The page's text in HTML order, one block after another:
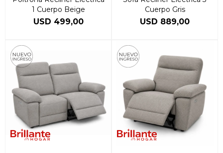
1 Cuerpo Beige
USD 499,00
Cuerpo Gris
USD 889,00